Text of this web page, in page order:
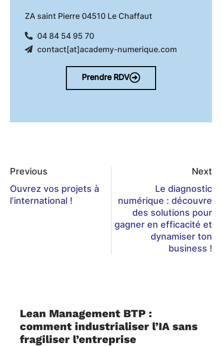
ZA saint Pierre 04510 Le Chaffaut
04 84 54 95 70
contact[at]academy-numerique.com
Prendre RDV
Previous
Ouvrez vos projets à
l’international !
Next
Le diagnostic
numérique : découvre
des solutions pour
gagner en efficacité et
dynamiser ton
business !
Lean Management BTP :
comment industrialiser l’IA sans
fragiliser l’entreprise